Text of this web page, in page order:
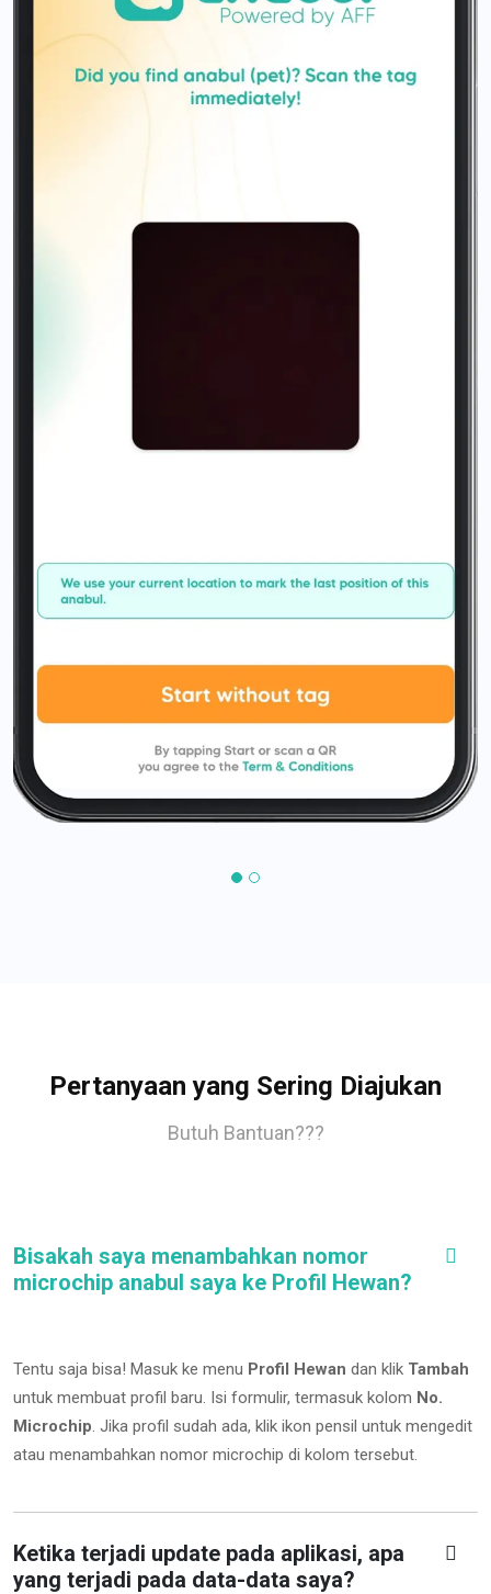
Pertanyaan yang Sering Diajukan
Butuh Bantuan???
Bisakah saya menambahkan nomor
microchip anabul saya ke Profil Hewan?
Tentu saja bisa! Masuk ke menu Profil Hewan dan klik Tambah
untuk membuat profil baru. Isi formulir, termasuk kolom No.
Microchip. Jika profil sudah ada, klik ikon pensil untuk mengedit
atau menambahkan nomor microchip di kolom tersebut.
Ketika terjadi update pada aplikasi, apa
yang terjadi pada data-data saya?